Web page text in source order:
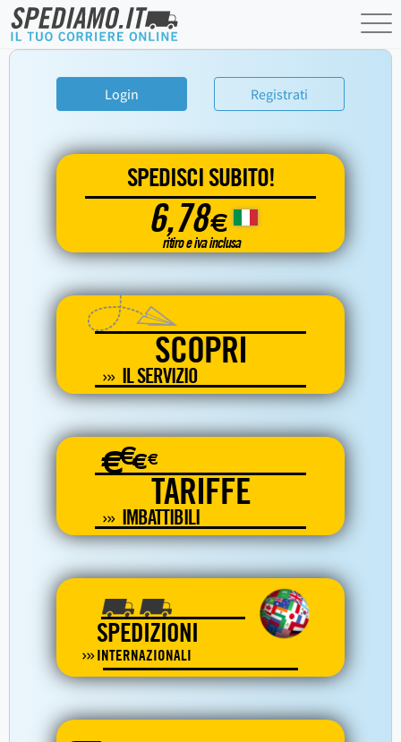
Login Registrati
SPEDISCI SUBITO!
6,78€
ritiro e iva inclusa
SCOPRI
IL SERVIZIO
€€€€
TARIFFE
IMBATTIBILI
SPEDIZIONI
INTERNAZIONALI